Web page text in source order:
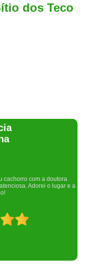
dos Teco
grata pelo que fizeram por